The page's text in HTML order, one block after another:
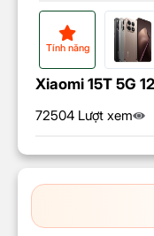
Xiaomi 15T 5G
72504 Lượt xem
Tính năng